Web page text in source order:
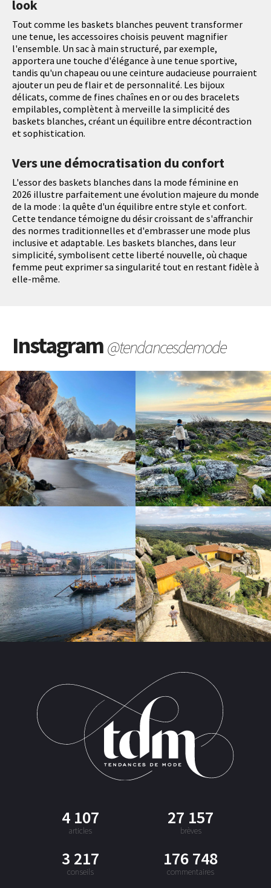
look
Tout comme les baskets blanches peuvent transformer
une tenue, les accessoires choisis peuvent magnifier
l'ensemble. Un sac à main structuré, par exemple,
apportera une touche d'élégance à une tenue sportive,
tandis qu'un chapeau ou une ceinture audacieuse pourraient
ajouter un peu de flair et de personnalité. Les bijoux
délicats, comme de fines chaînes en or ou des bracelets
empilables, complètent à merveille la simplicité des
baskets blanches, créant un équilibre entre décontraction
et sophistication.
Vers une démocratisation du confort
L'essor des baskets blanches dans la mode féminine en
2026 illustre parfaitement une évolution majeure du monde
de la mode : la quête d'un équilibre entre style et confort.
Cette tendance témoigne du désir croissant de s'affranchir
des normes traditionnelles et d'embrasser une mode plus
inclusive et adaptable. Les baskets blanches, dans leur
simplicité, symbolisent cette liberté nouvelle, où chaque
femme peut exprimer sa singularité tout en restant fidèle à
elle-même.
Instagram@tendancesdemode
4 107
articles
27 157
brèves
3 217
conseils
176 748
commentaires